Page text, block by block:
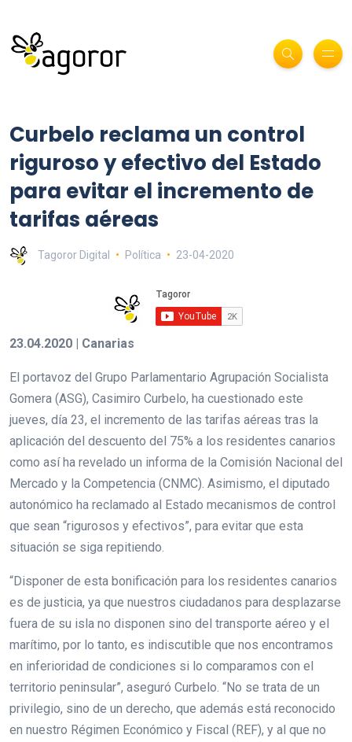
Curbelo reclama un control
riguroso y efectivo del Estado
para evitar el incremento de
tarifas aéreas
Tagoror Digital Política 23-04-2020
23.04.2020 | Canarias
El portavoz del Grupo Parlamentario Agrupación Socialista
Gomera (ASG), Casimiro Curbelo, ha cuestionado este
jueves, día 23, el incremento de las tarifas aéreas tras la
aplicación del descuento del 75% a los residentes canarios
como así ha revelado un informa de la Comisión Nacional del
Mercado y la Competencia (CNMC). Asimismo, el diputado
autonómico ha reclamado al Estado mecanismos de control
que sean “rigurosos y efectivos”, para evitar que esta
situación se siga repitiendo.
“Disponer de esta bonificación para los residentes canarios
es de justicia, ya que nuestros ciudadanos para desplazarse
fuera de su isla no disponen sino del transporte aéreo y el
marítimo, por lo tanto, es indiscutible que nos encontramos
en inferioridad de condiciones si lo comparamos con el
territorio peninsular”, aseguró Curbelo. “No se trata de un
privilegio, sino de un derecho, que además está reconocido
en nuestro Régimen Económico y Fiscal (REF), y al que no